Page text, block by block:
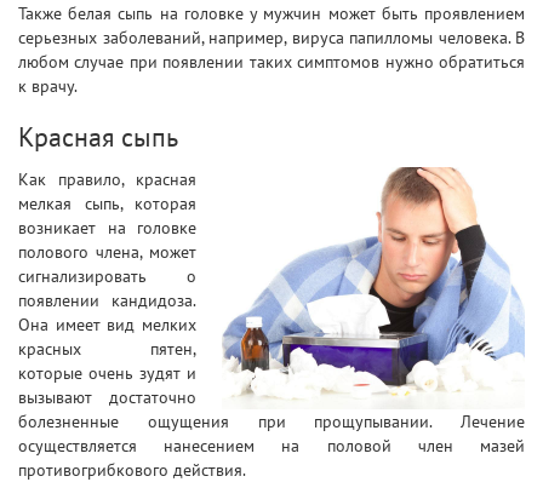
Также белая сыпь на головке у мужчин может быть проявлением
серьезных заболеваний, например, вируса папилломы человека. В
любом случае при появлении таких симптомов нужно обратиться
к врачу.
Красная сыпь
Как правило, красная
мелкая сыпь, которая
возникает на головке
полового члена, может
сигнализировать о
появлении кандидоза.
Она имеет вид мелких
красных пятен,
которые очень зудят и
вызывают достаточно
болезненные ощущения при прощупывании. Лечение
осуществляется нанесением на половой член мазей
противогрибкового действия.